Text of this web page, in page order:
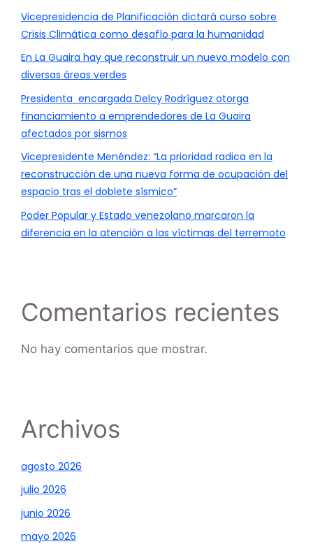
Vicepresidencia de Planificación dictará curso sobre
Crisis Climática como desafío para la humanidad
En La Guaira hay que reconstruir un nuevo modelo con
diversas áreas verdes
Presidenta encargada Delcy Rodríguez otorga
financiamiento a emprendedores de La Guaira
afectados por sismos
Vicepresidente Menéndez: “La prioridad radica en la
reconstrucción de una nueva forma de ocupación del
espacio tras el doblete sísmico”
Poder Popular y Estado venezolano marcaron la
diferencia en la atención a las víctimas del terremoto
Comentarios recientes
No hay comentarios que mostrar.
Archivos
agosto 2026
julio 2026
junio 2026
mayo 2026